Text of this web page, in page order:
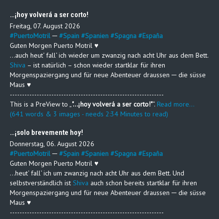
…¡hoy volverá a ser corto!
Freitag, 07. August 2026
#PuertoMotril ─ #Spain #Spanien #Spagna #España
Guten Morgen Puerto Motril ♥
…auch heut‘ fall‘ ich wieder um zwanzig nach acht Uhr aus dem Bett.
Shiva – ist natürlich – schon wieder startklar für ihren
Morgenspaziergang und für neue Abenteuer draussen ─ die süsse
Maus ♥
---------------------------------------------------------------
This is a PreView to "…¡hoy volverá a ser corto!". Read more...
(641 words & 3 images - needs 2:34 Minutes to read)
…¡solo brevemente hoy!
Donnerstag, 06. August 2026
#PuertoMotril ─ #Spain #Spanien #Spagna #España
Guten Morgen Puerto Motril ♥
…heut‘ fall‘ ich um zwanzig nach acht Uhr aus dem Bett. Und
selbstverständlich ist Shiva auch schon bereits startklar für ihren
Morgenspaziergang und für neue Abenteuer draussen ─ die süsse
Maus ♥
---------------------------------------------------------------